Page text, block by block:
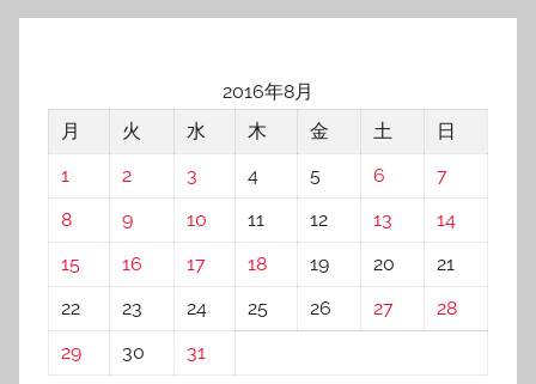
2016年8月
月
火 水 木 金 土
日
1
2 3 4 5 6
7
8
9 10 11 12 13
14
15
16 17 18 19 20
21
22
23 24 25 26 27
28
29
30 31